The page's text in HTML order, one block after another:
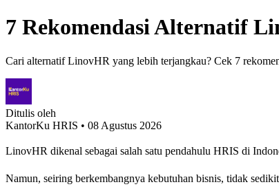
7 Rekomendasi Alternatif
Cari alternatif LinovHR yang lebih terjangkau? Cek 7
Ditulis oleh
KantorKu HRIS • 08 Agustus 2026
LinovHR dikenal sebagai salah satu pendahulu HRIS di
Namun, seiring berkembangnya kebutuhan bisnis, tidak